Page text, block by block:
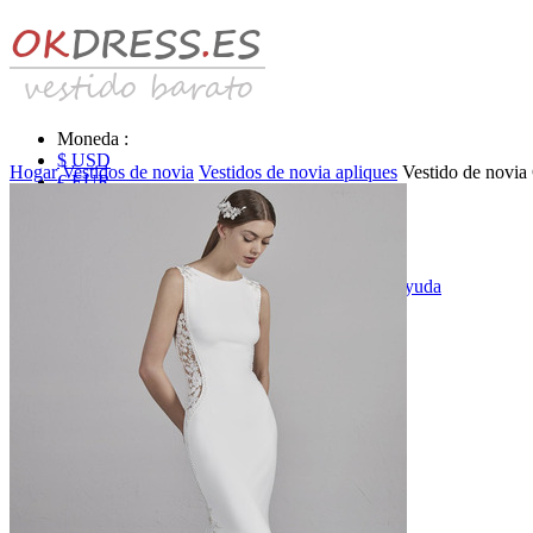
Moneda :
$ USD
€ EUR
Identificarse & Registrarse |Obtener la contraseña Ayuda
Vestidos de novia
Vestidos de novia vendimia
Hogar Vestidos de novia Vestidos de novia apliques Vestido de